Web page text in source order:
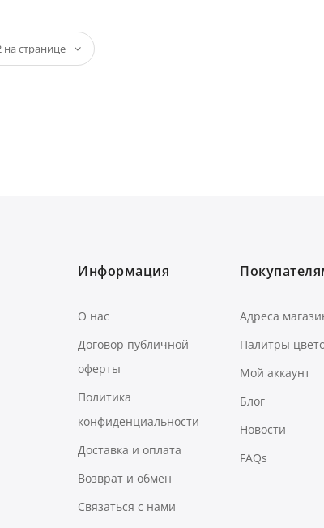
Информация
О нас
Договор публичной
оферты
Политика
конфиденциальности
Доставка и оплата
Возврат и обмен
Связаться с нами
Адреса
Палитры
Мой аккаунт
Блог
Новости
FAQs